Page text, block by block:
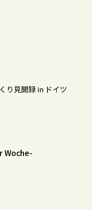
り見聞録 in ドイツ
Woche-